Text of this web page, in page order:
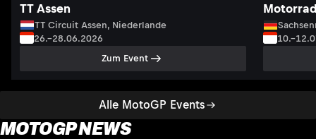
Alle MotoGP Events
TT Assen
TT Circuit Assen, Niederlande
26.–28.06.2026
Zum Event
MOTOGP NEWS